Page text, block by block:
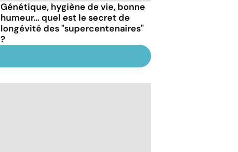
Génétique, hygiène de vie, bonne
humeur... quel est le secret de
longévité des "supercentenaires"
?